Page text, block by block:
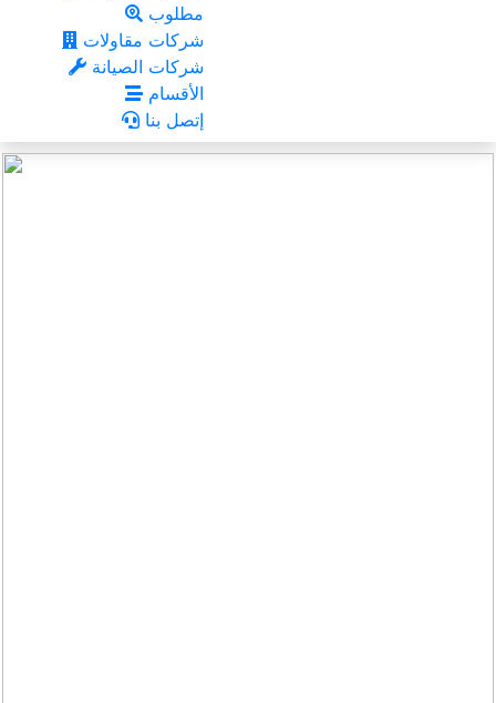
مطلوب
شركات مقاولات
شركات الصيانة
الأقسام
إتصل بنا